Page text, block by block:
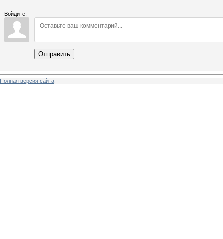
Войдите:
Отправить
Полная версия сайта